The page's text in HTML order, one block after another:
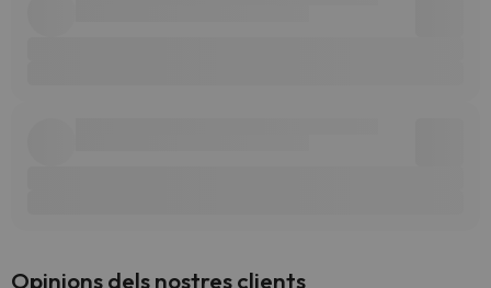
Opinions dels nostres clients